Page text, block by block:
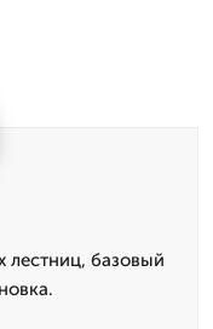
лестниц, базовый